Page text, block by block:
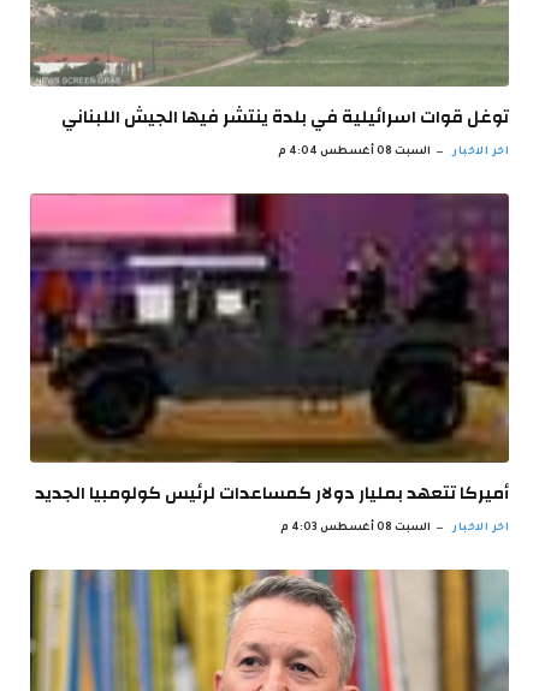
توغل قوات اسرائيلية في بلدة ينتشر فيها الجيش اللبناني
اخر الاخبار السبت 08 أغسطس 4:04 م
أميركا تتعهد بمليار دولار كمساعدات لرئيس كولومبيا الجديد
اخر الاخبار السبت 08 أغسطس 4:03 م